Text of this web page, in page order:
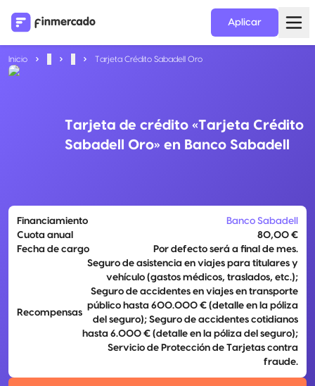
Aplicar
Inicio Tarjeta Crédito Sabadell Oro
Tarjeta de crédito «Tarjeta Crédito
Sabadell Oro» en Banco Sabadell
Financiamiento
Banco Sabadell
Cuota anual
80,00 €
Fecha de cargo
Por defecto será a final de mes.
Recompensas
Seguro de asistencia en viajes para titulares y
vehículo (gastos médicos, traslados, etc.);
Seguro de accidentes en viajes en transporte
público hasta 600.000 € (detalle en la póliza
del seguro); Seguro de accidentes cotidianos
hasta 6.000 € (detalle en la póliza del seguro);
Servicio de Protección de Tarjetas contra
fraude.